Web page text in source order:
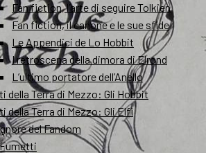
Fan fiction, l’arte di seguire Tolkien
Fan fiction, il canone e le sue sfide
Le Appendici de Lo Hobbit
I retroscena della dimora di Elrond
L’ultimo portatore dell’Anello
della Terra di Mezzo: Gli Hobbit
della Terra di Mezzo: Gli Elfi
del Fandom